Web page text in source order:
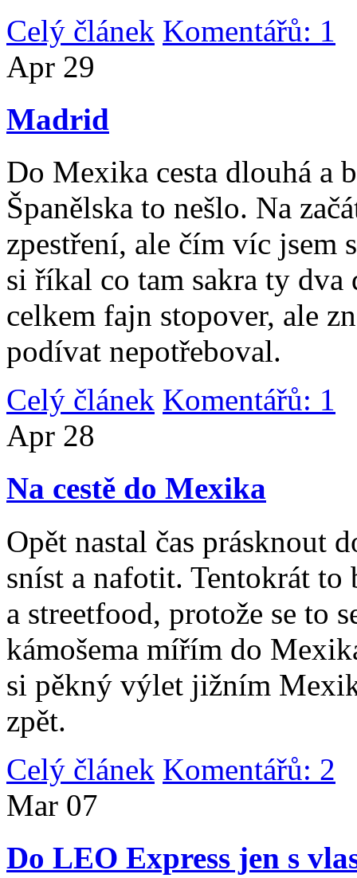
Celý článek Komentářů: 1
Apr 29
Madrid
Do Mexika cesta dlouhá a
Španělska to nešlo. Na
zpestření, ale čím víc jsem
si říkal co tam sakra ty
celkem fajn stopover, ale
podívat nepotřeboval.
Celý článek Komentářů: 1
Apr 28
Na cestě do Mexika
Opět nastal čas prásknout
sníst a nafotit. Tentokrát
a streetfood, protože se to
kámošema mířím do
si pěkný výlet jižním
zpět.
Celý článek Komentářů: 2
Mar 07
Do LEO Express jen s